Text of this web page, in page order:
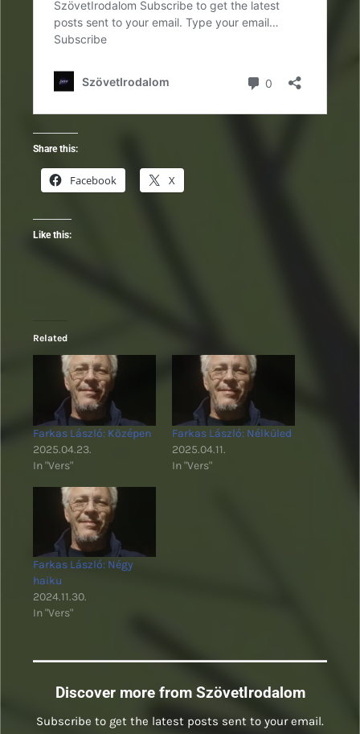
Share this:
Facebook X
Like this:
Related
Farkas László: Középen
2025.04.23.
In "Vers"
Farkas László: Nélküled
2025.04.11.
In "Vers"
Farkas László: Négy
haiku
2024.11.30.
In "Vers"
Discover more from SzövetIrodalom
Subscribe to get the latest posts sent to your email.